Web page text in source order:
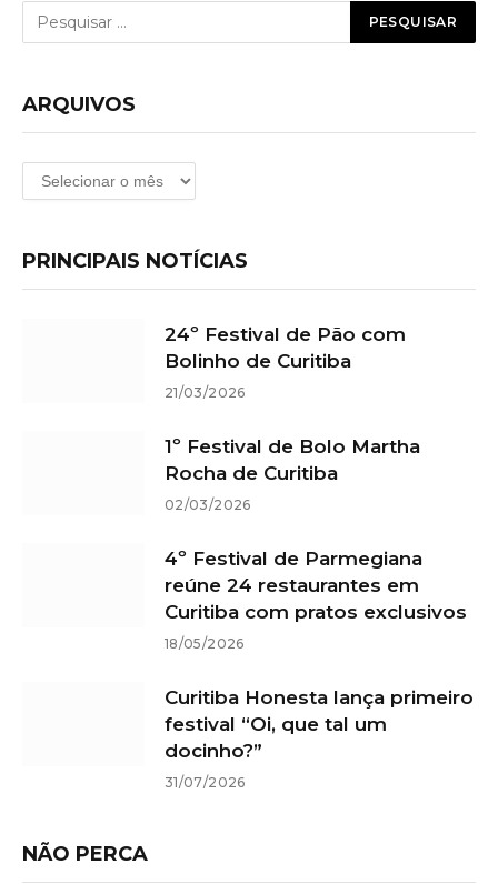
ARQUIVOS
Arquivos
PRINCIPAIS NOTÍCIAS
24º Festival de Pão com
Bolinho de Curitiba
21/03/2026
1º Festival de Bolo Martha
Rocha de Curitiba
02/03/2026
4º Festival de Parmegiana
reúne 24 restaurantes em
Curitiba com pratos exclusivos
18/05/2026
Curitiba Honesta lança primeiro
festival “Oi, que tal um
docinho?”
31/07/2026
NÃO PERCA